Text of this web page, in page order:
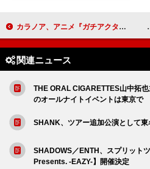
カラノア、アニメ『ガチアクタ』第2クールED主題歌「番」“ガチ派手MV”公開＆CDシングル化も決定
関連ニュース
THE ORAL CIGARETTES山中拓
のオールナイトイベントは東京で
SHANK、ツアー追加公演として
SHADOWS／ENTH、スプリット
Presents. -EAZY-】開催決定